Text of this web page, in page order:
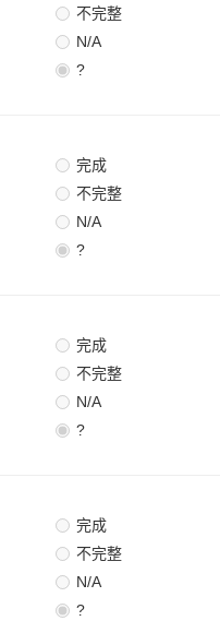
不完整
N/A
?
完成
不完整
N/A
?
完成
不完整
N/A
?
完成
不完整
N/A
?